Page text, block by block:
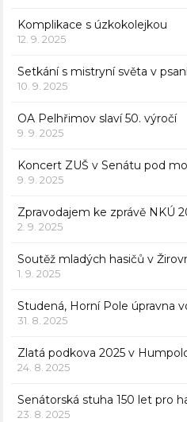
Komplikace s úzkokolejkou
12. 9. 2025
Setkání s mistryní světa v
10. 9. 2025
OA Pelhřimov slaví 50. výročí
9. 9. 2025
Koncert ZUŠ v Senátu pod
9. 9. 2025
Zpravodajem ke zprávě NKÚ
2. 9. 2025
Soutěž mladých hasičů v
1. 9. 2025
Studená, Horní Pole úpravna
31. 8. 2025
Zlatá podkova 2025 v
24. 8. 2025
Senátorská stuha 150 let pro
23. 8. 2025